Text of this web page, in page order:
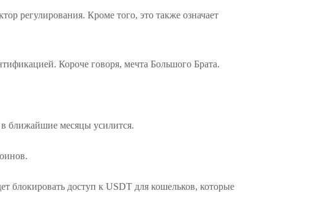
регулирования. Кроме того, это также означает
Короче говоря, мечта Большого Брата.
в ближайшие месяцы усилится.
блокировать доступ к USDT для кошельков, которые